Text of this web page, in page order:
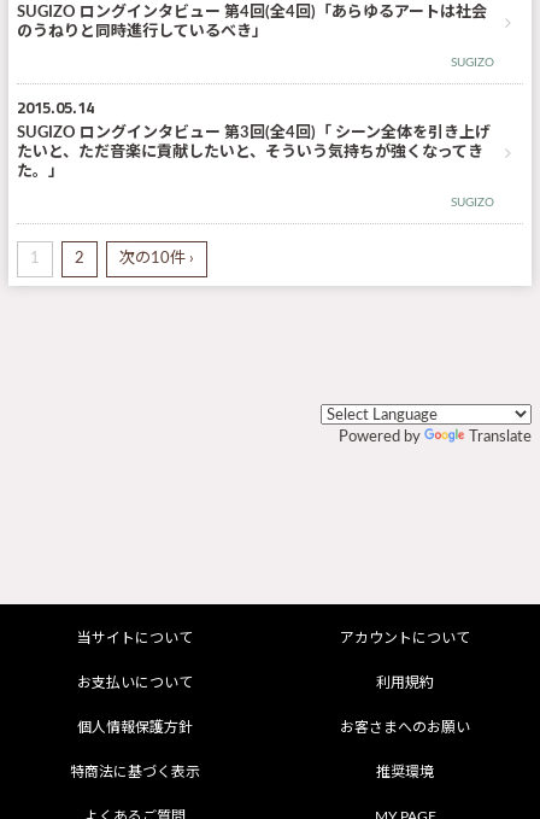
SUGIZO ロングインタビュー 第4回(全4回)「あらゆるアートは社会
のうねりと同時進行しているべき」
SUGIZO
2015.05.14
SUGIZO ロングインタビュー 第3回(全4回)「 シーン全体を引き上げ
たいと、ただ音楽に貢献したいと、そういう気持ちが強くなってき
た。」
SUGIZO
1 2 次の10件 ›
Powered by Translate
当サイトについて アカウントについて
お支払いについて 利用規約
個人情報保護方針 お客さまへのお願い
特商法に基づく表示 推奨環境